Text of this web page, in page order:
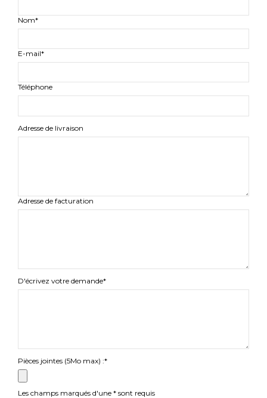
Nom*
E-mail*
Téléphone
Adresse de livraison
Adresse de facturation
D'écrivez votre demande*
Pièces jointes (5Mo max) :*
Les champs marqués d'une * sont requis